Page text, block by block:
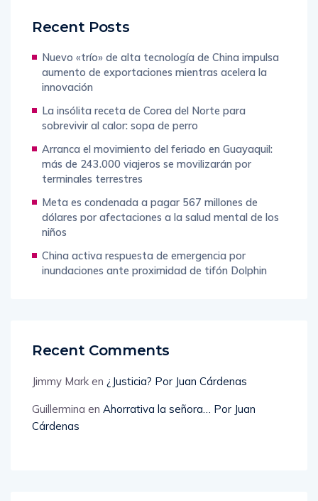
Recent Posts
Nuevo «trío» de alta tecnología de China impulsa
aumento de exportaciones mientras acelera la
innovación
La insólita receta de Corea del Norte para
sobrevivir al calor: sopa de perro
Arranca el movimiento del feriado en Guayaquil:
más de 243.000 viajeros se movilizarán por
terminales terrestres
Meta es condenada a pagar 567 millones de
dólares por afectaciones a la salud mental de los
niños
China activa respuesta de emergencia por
inundaciones ante proximidad de tifón Dolphin
Recent Comments
Jimmy Mark en ¿Justicia? Por Juan Cárdenas
Guillermina en Ahorrativa la señora… Por Juan
Cárdenas